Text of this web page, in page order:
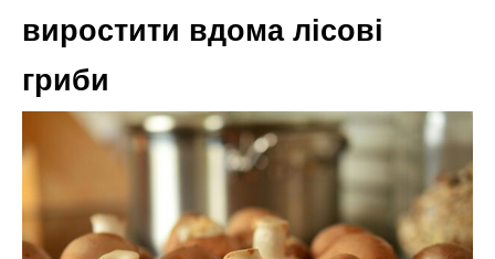
виростити вдома лісові
гриби